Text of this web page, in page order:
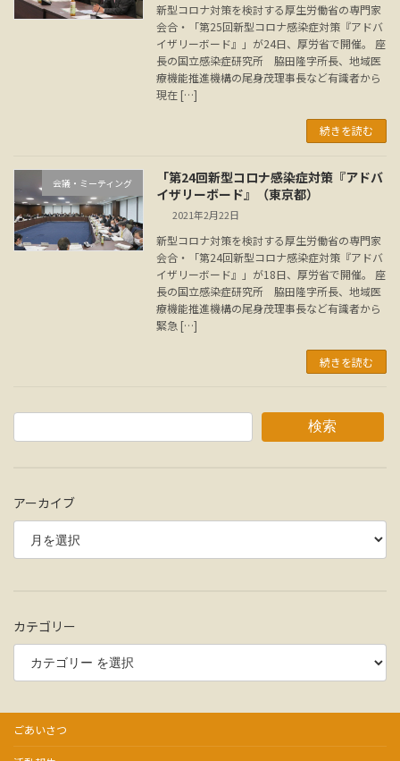
新型コロナ対策を検討する厚生労働省の専門家
会合・「第25回新型コロナ感染症対策『アドバ
イザリーボード』」が24日、厚労省で開催。 座
長の国立感染症研究所 脇田隆字所長、地域医
療機能推進機構の尾身茂理事長など有識者から
現在 […]
続きを読む
会議・ミーティング
「第24回新型コロナ感染症対策『アドバ
イザリーボード』（東京都）
2021年2月22日
新型コロナ対策を検討する厚生労働省の専門家
会合・「第24回新型コロナ感染症対策『アドバ
イザリーボード』」が18日、厚労省で開催。 座
長の国立感染症研究所 脇田隆字所長、地域医
療機能推進機構の尾身茂理事長など有識者から
緊急 […]
続きを読む
検索
アーカイブ
カテゴリー
ごあいさつ